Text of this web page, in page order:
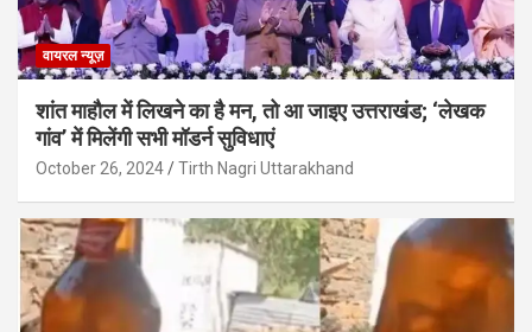
वायरल न्यूज़
शांत माहौल में लिखने का है मन, तो आ जाइए उत्तराखंड; ‘लेखक
गांव’ में मिलेंगी सभी मॉडर्न सुविधाएं
October 26, 2024 Tirth Nagri Uttarakhand